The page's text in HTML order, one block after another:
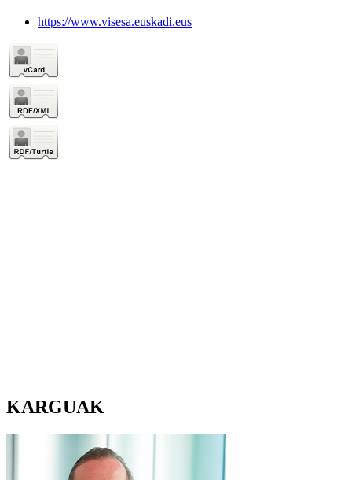
https://www.visesa.euskadi.eus
KARGUAK